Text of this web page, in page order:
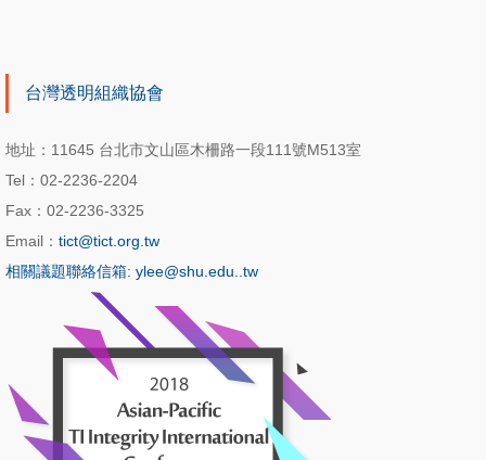
台灣透明組織協會
地址：11645 台北市文山區木柵路一段111號M513室
Tel：02-2236-2204
Fax：02-2236-3325
Email： tict@tict.org.tw
相關議題聯絡信箱: ylee@shu.edu..tw